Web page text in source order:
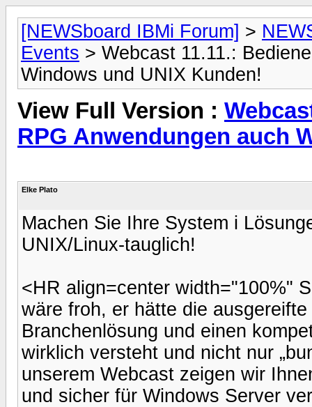
[NEWSboard IBMi Forum] >
Events > Webcast 11.11.:
Windows und UNIX Kunden!
View Full Version :
RPG Anwendungen auch
Elke Plato
Machen Sie Ihre System i
UNIX/Linux-tauglich!
<HR align=center width="100%"
wäre froh, er hätte die
Branchenlösung und einen
wirklich versteht und nicht nur
unserem Webcast zeigen wir
und sicher für Windows Server